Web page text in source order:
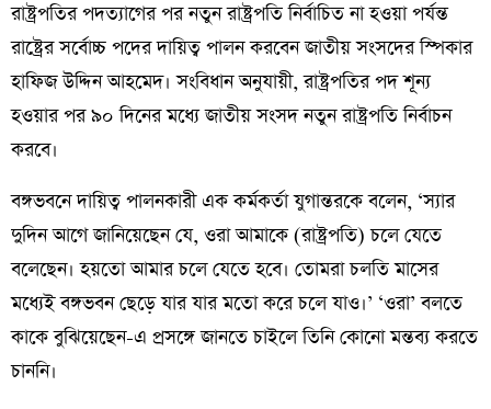
রাষ্ট্রপতির পদত্যাগের পর নতুন রাষ্ট্রপতি নির্বাচিত না হওয়া পর্যন্ত
রাষ্ট্রের সর্বোচ্চ পদের দায়িত্ব পালন করবেন জাতীয় সংসদের স্পিকার
হাফিজ উদ্দিন আহমেদ। সংবিধান অনুযায়ী, রাষ্ট্রপতির পদ শূন্য
হওয়ার পর ৯০ দিনের মধ্যে জাতীয় সংসদ নতুন রাষ্ট্রপতি নির্বাচন
করবে।
বঙ্গভবনে দায়িত্ব পালনকারী এক কর্মকর্তা যুগান্তরকে বলেন, ‘স্যার
দুদিন আগে জানিয়েছেন যে, ওরা আমাকে (রাষ্ট্রপতি) চলে যেতে
বলেছেন। হয়তো আমার চলে যেতে হবে। তোমরা চলতি মাসের
মধ্যেই বঙ্গভবন ছেড়ে যার যার মতো করে চলে যাও।’ ‘ওরা’ বলতে
কাকে বুঝিয়েছেন-এ প্রসঙ্গে জানতে চাইলে তিনি কোনো মন্তব্য করতে
চাননি।